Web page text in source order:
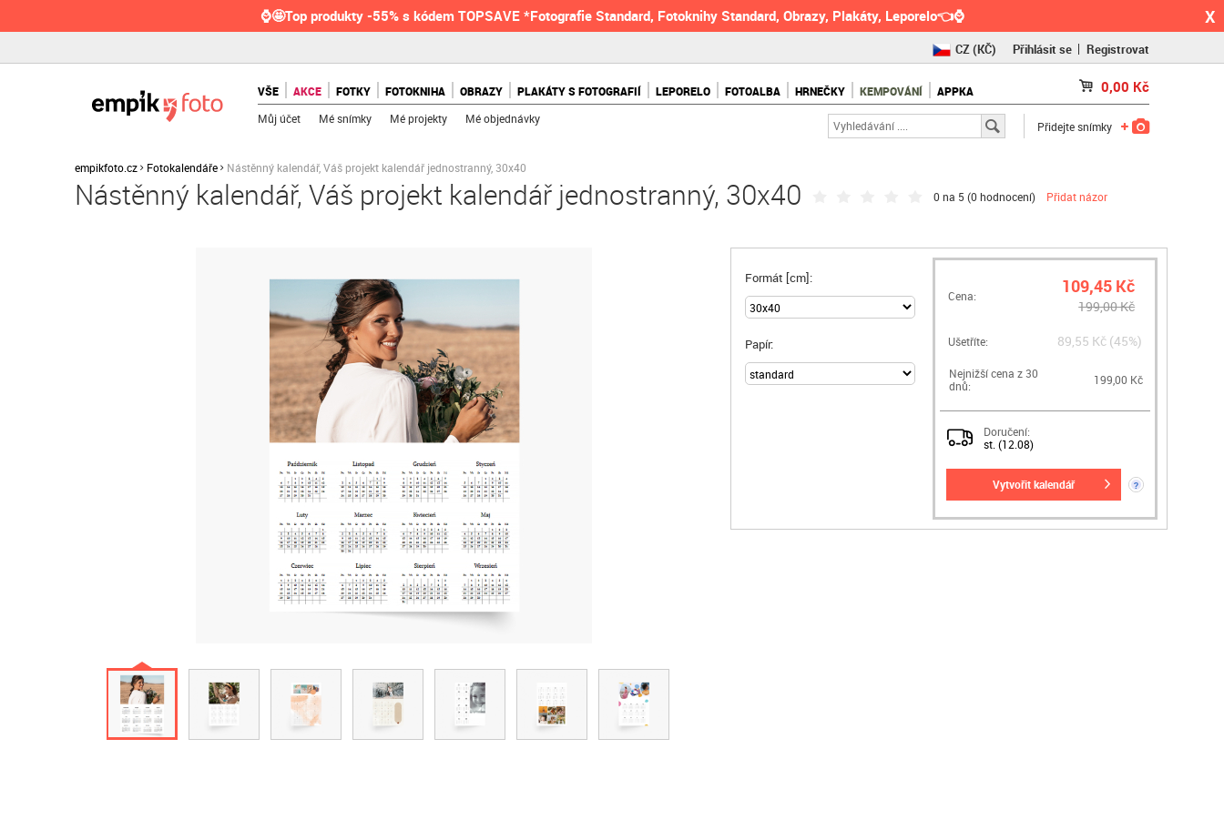
⌚🤩Top produkty -55% s kódem TOPSAVE *Fotografie Standard, Fotoknihy Standard, Obrazy, Plakáty, Leporelo👈⌚ X
CZ(KČ)
RO(RON)
Přihlásit se Registrovat
VŠE AKCE FOTKY FOTOKNIHA OBRAZY PLAKÁTY S FOTOGRAFIÍ LEPORELO FOTOALBA HRNEČKY KEMPOVÁNÍ APPKA 0,00 Kč
Můj účet Mé snímky Mé projekty Mé objednávky
Přidejte snímky
empikfoto.cz Fotokalendáře Nástěnný kalendář, Váš projekt kalendář jednostranný, 30x40
Nástěnný kalendář, Váš projekt kalendář jednostranný, 30x40 0 na 5 (0 hodnocení) Přidat názor
Formát [cm]:
Papír:
Cena: 109,45 Kč
199,00 Kč
Ušetříte: 89,55 Kč (45%)
Nejnižší cena z 30
dnů:
199,00 Kč
Doručení:
st. (12.08)
vytvořit kalendář ?